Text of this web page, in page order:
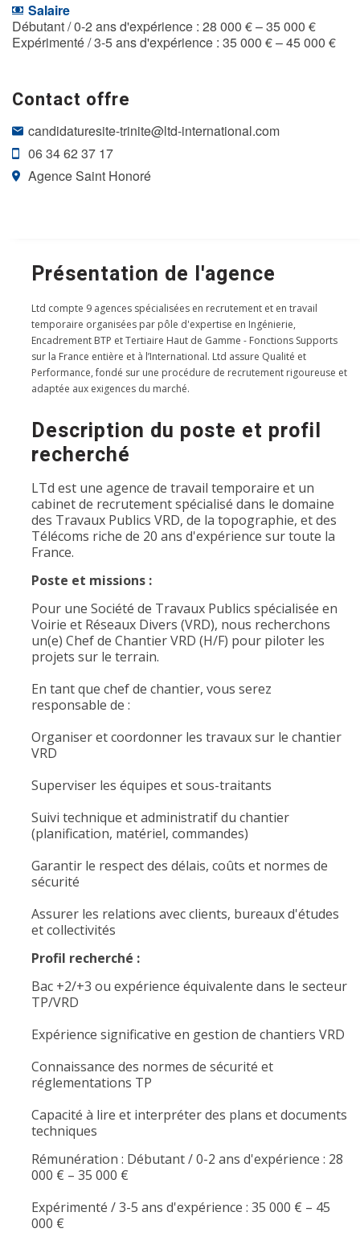
Salaire
Débutant / 0-2 ans d'expérience : 28 000 € – 35 000 €
Expérimenté / 3-5 ans d'expérience : 35 000 € – 45 000 €
Contact offre
candidaturesite-trinite@ltd-international.com
06 34 62 37 17
Agence Saint Honoré
Présentation de l'agence
Ltd compte 9 agences spécialisées en recrutement et en travail
temporaire organisées par pôle d'expertise en Ingénierie,
Encadrement BTP et Tertiaire Haut de Gamme - Fonctions Supports
sur la France entière et à l’International. Ltd assure Qualité et
Performance, fondé sur une procédure de recrutement rigoureuse et
adaptée aux exigences du marché.
Description du poste et profil
recherché
LTd est une agence de travail temporaire et un
cabinet de recrutement spécialisé dans le domaine
des Travaux Publics VRD, de la topographie, et des
Télécoms riche de 20 ans d'expérience sur toute la
France.
Poste et missions :
Pour une Société de Travaux Publics spécialisée en
Voirie et Réseaux Divers (VRD), nous recherchons
un(e) Chef de Chantier VRD (H/F) pour piloter les
projets sur le terrain.
En tant que chef de chantier, vous serez
responsable de :
Organiser et coordonner les travaux sur le chantier
VRD
Superviser les équipes et sous-traitants
Suivi technique et administratif du chantier
(planification, matériel, commandes)
Garantir le respect des délais, coûts et normes de
sécurité
Assurer les relations avec clients, bureaux d'études
et collectivités
Profil recherché :
Bac +2/+3 ou expérience équivalente dans le secteur
TP/VRD
Expérience significative en gestion de chantiers VRD
Connaissance des normes de sécurité et
réglementations TP
Capacité à lire et interpréter des plans et documents
techniques
Rémunération : Débutant / 0-2 ans d'expérience : 28
000 € – 35 000 €
Expérimenté / 3-5 ans d'expérience : 35 000 € – 45
000 €